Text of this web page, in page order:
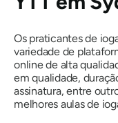
Os praticantes de
variedade de
online de alta
em qualidade,
assinatura, entre
melhores aulas de